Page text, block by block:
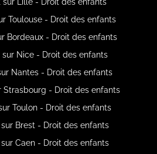
Toulouse - Droit des enfants
Bordeaux - Droit des enfants
sur Nice - Droit des enfants
Nantes - Droit des enfants
Strasbourg - Droit des enfants
Toulon - Droit des enfants
Brest - Droit des enfants
Caen - Droit des enfants